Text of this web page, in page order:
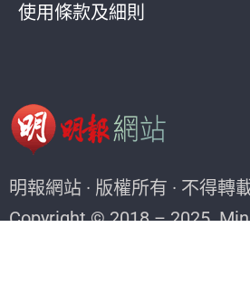
使用條款及細則
明報網站 · 版權所有 · 不得轉
Copyright © 2018 – 2025.